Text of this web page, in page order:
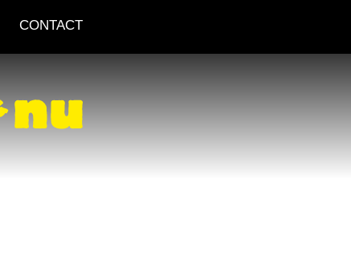
CONTACT